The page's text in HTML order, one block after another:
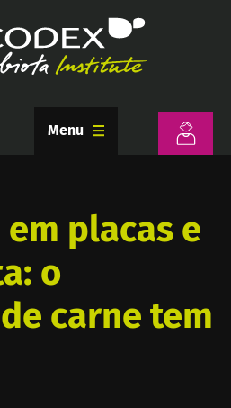
Menu
placas e
o
carne tem